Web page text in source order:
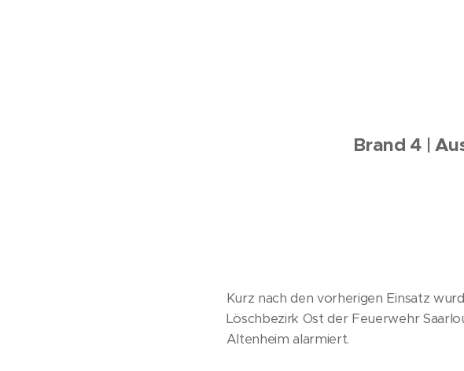
Brand 4 |
Kurz nach den vorherigen Einsatz
Löschbezirk Ost der Feuerwehr
Altenheim alarmiert.